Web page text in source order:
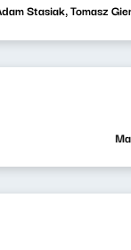
Stasiak, Tomasz
Maria